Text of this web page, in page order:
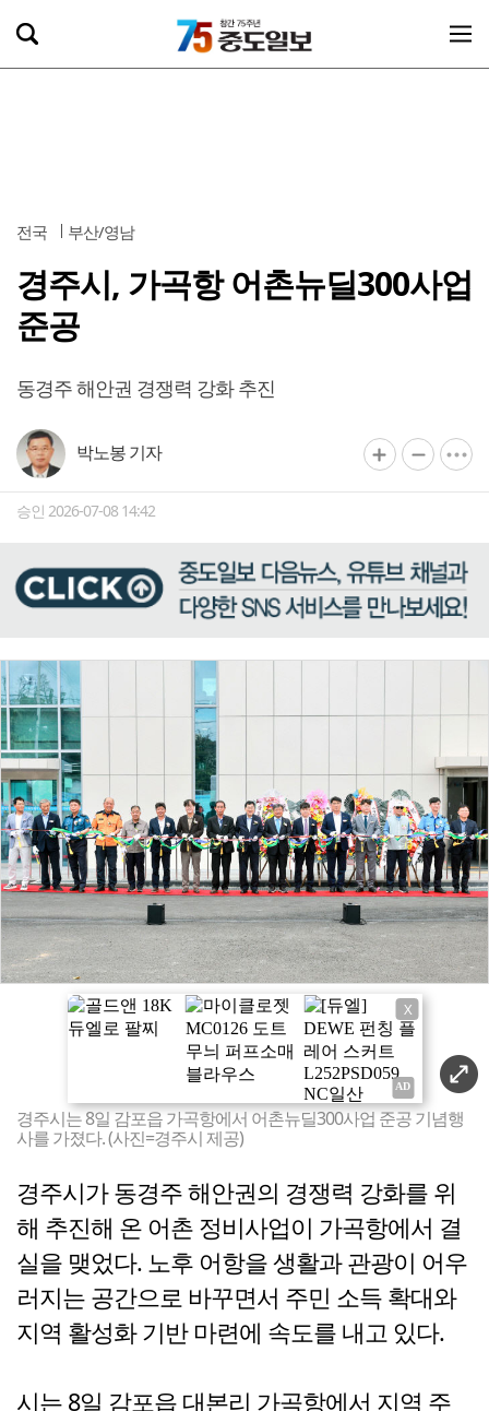
전국 부산/영남
경주시, 가곡항 어촌뉴딜300사업
준공
동경주 해안권 경쟁력 강화 추진
박노봉 기자
승인 2026-07-08 14:42
X
경주시는 8일 감포읍 가곡항에서 어촌뉴딜300사업 준공 기념행
사를 가졌다. (사진=경주시 제공)
경주시가 동경주 해안권의 경쟁력 강화를 위
해 추진해 온 어촌 정비사업이 가곡항에서 결
실을 맺었다. 노후 어항을 생활과 관광이 어우
러지는 공간으로 바꾸면서 주민 소득 확대와
지역 활성화 기반 마련에 속도를 내고 있다.
시는 8일 감포읍 대본리 가곡항에서 지역 주